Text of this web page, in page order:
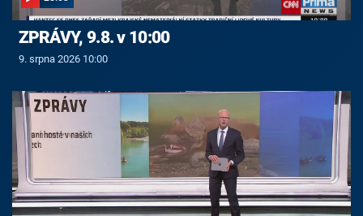
ZPRÁVY, 9.8. v 10:00
9. srpna 2026 10:00